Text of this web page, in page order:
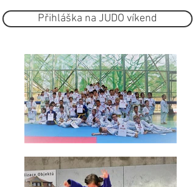
Přihláška na JUDO víkend